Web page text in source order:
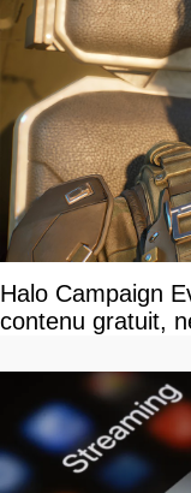
Halo Campaign
contenu gratuit,